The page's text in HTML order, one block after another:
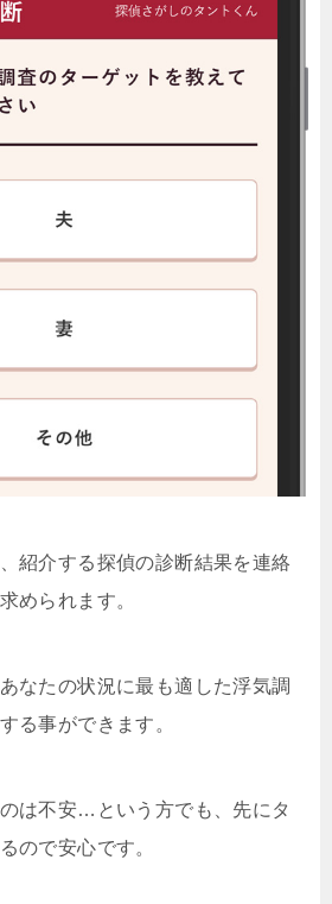
紹介する探偵の診断結果を連絡
められます。
なたの状況に最も適した浮気調
る事ができます。
は不安…という方でも、先にタ
ので安心です。